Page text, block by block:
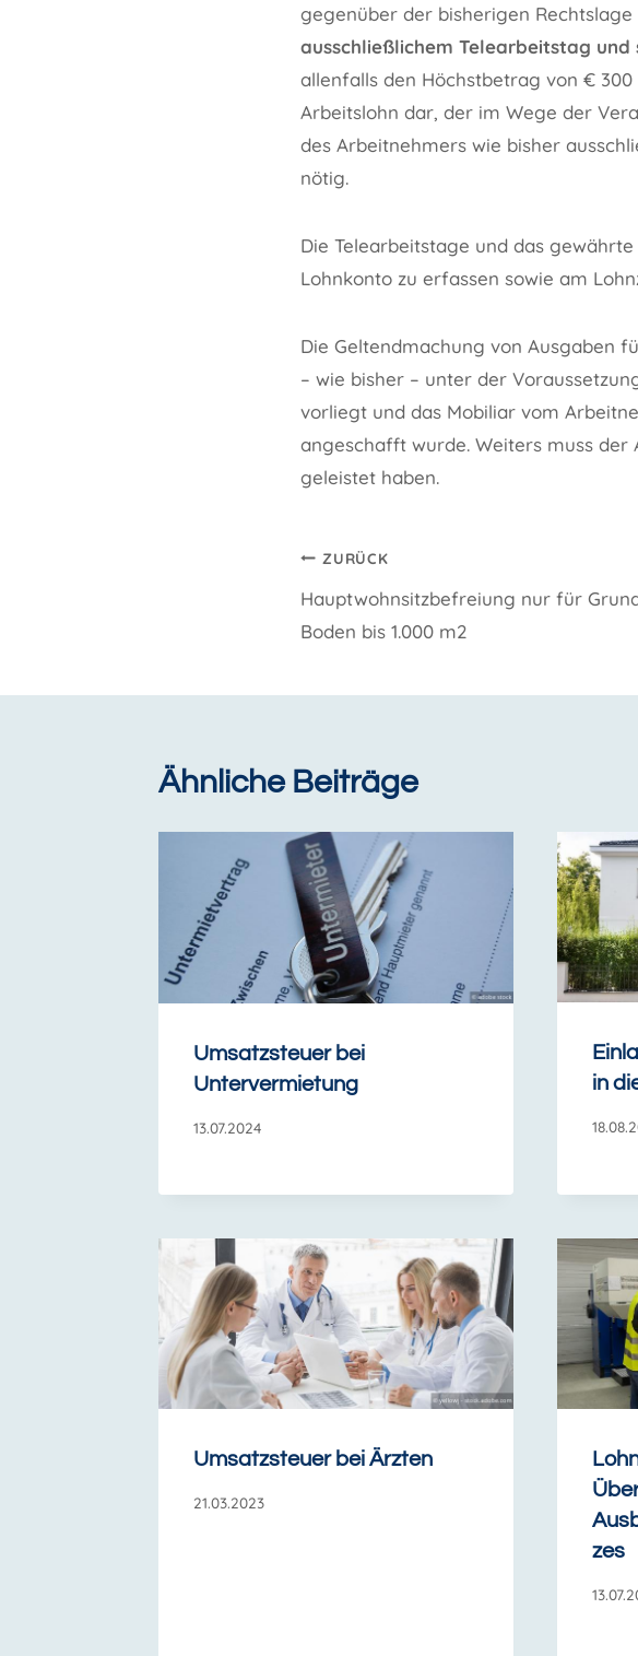
gegenüber der bisherigen
ausschließlichem Telearbeitstag
allenfalls den Höchstbetrag von €
Arbeitslohn dar, der im Wege der
des Arbeitnehmers wie bisher
nötig.
Die Telearbeitstage und das
Lohnkonto zu erfassen sowie am
Die Geltendmachung von Ausgaben
– wie bisher – unter der
vorliegt und das Mobiliar vom
angeschafft wurde. Weiters muss
geleistet haben.
Beitragsnavigation
ZURÜCK
Hauptwohnsitzbefreiung nur für
Boden bis 1.000 m2
Ähnliche Beiträge
Umsatzsteuer bei
Untervermietung
13.07.2024
in
Umsatzsteuer bei Ärzten
21.03.2023
zes